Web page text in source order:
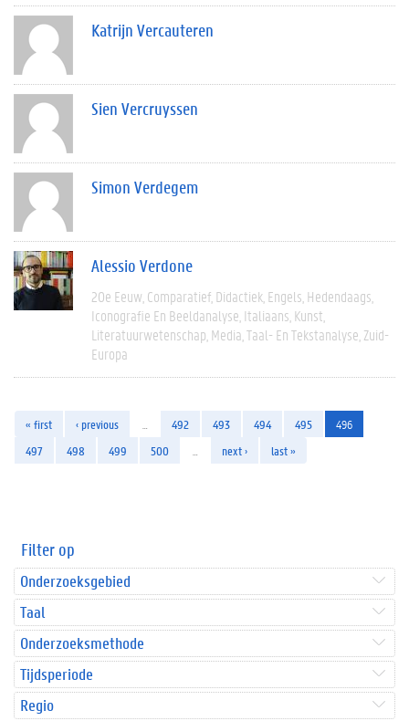
Katrijn Vercauteren
Sien Vercruyssen
Simon Verdegem
Alessio Verdone
20e Eeuw Comparatief Didactiek Engels Hedendaags
Iconografie En Beeldanalyse Italiaans Kunst
Literatuurwetenschap Media Taal- En Tekstanalyse Zuid-
Europa
« first ‹ previous 492 493 494 495
496
497
498 499 500 next › last »
Filter op
Onderzoeksgebied
Taal
Onderzoeksmethode
Tijdsperiode
Regio